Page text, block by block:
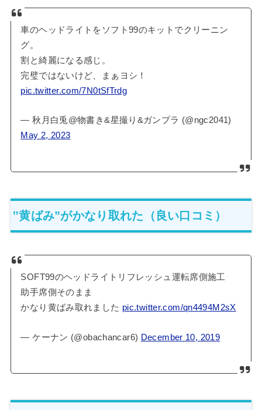
車のヘッドライトをソフト99のキットでクリーニン
グ。
割と綺麗になる感じ。
完璧ではないけど、まぁヨシ！
pic.twitter.com/7N0tSfTrdg
— 秋月白兎@物書き&星撮り&ガンプラ (@ngc2041)
May 2, 2023
‟黄ばみ”がかなり取れた（良い口コミ）
SOFT99のヘッドライトリフレッシュ運転席側施工
助手席側そのまま
かなり黄ばみ取れました pic.twitter.com/qn4494M2sX
— ケーナン (@obachancar6) December 10, 2019